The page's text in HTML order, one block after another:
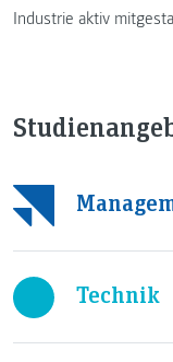
Industrie aktiv
Technik